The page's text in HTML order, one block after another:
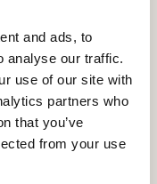
and ads, to
analyse our traffic.
use of our site with
partners who
that you’ve
from your use
met
eigen
van een
de
Ename